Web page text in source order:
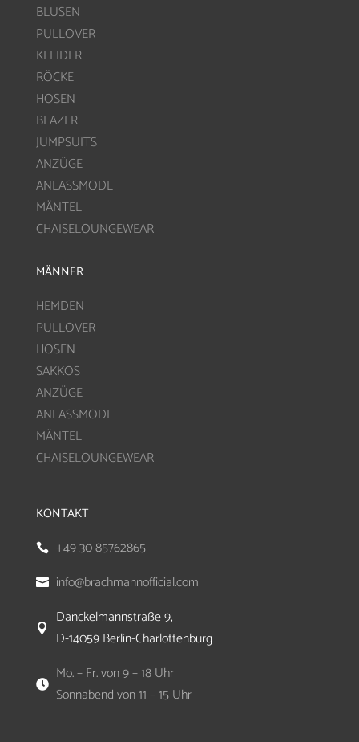
BLUSEN
PULLOVER
KLEIDER
RÖCKE
HOSEN
BLAZER
JUMPSUITS
ANZÜGE
ANLASSMODE
MÄNTEL
CHAISELOUNGEWEAR
MÄNNER
HEMDEN
PULLOVER
HOSEN
SAKKOS
ANZÜGE
ANLASSMODE
MÄNTEL
CHAISELOUNGEWEAR
KONTAKT
 +49 30 85762865
 info@brachmannofficial.com

Danckelmannstraße 9,
D-14059 Berlin-Charlottenburg

Mo. – Fr. von 9 – 18 Uhr
Sonnabend von 11 – 15 Uhr